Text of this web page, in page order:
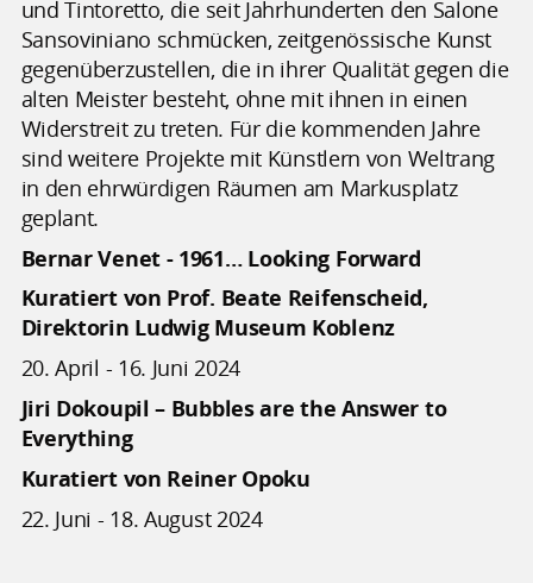
und Tintoretto, die seit Jahrhunderten den Salone
Sansoviniano schmücken, zeitgenössische Kunst
gegenüberzustellen, die in ihrer Qualität gegen die
alten Meister besteht, ohne mit ihnen in einen
Widerstreit zu treten. Für die kommenden Jahre
sind weitere Projekte mit Künstlern von Weltrang
in den ehrwürdigen Räumen am Markusplatz
geplant.
Bernar Venet - 1961… Looking Forward
Kuratiert von Prof. Beate Reifenscheid,
Direktorin Ludwig Museum Koblenz
20. April - 16. Juni 2024
Jiri Dokoupil – Bubbles are the Answer to
Everything
Kuratiert von Reiner Opoku
22. Juni - 18. August 2024